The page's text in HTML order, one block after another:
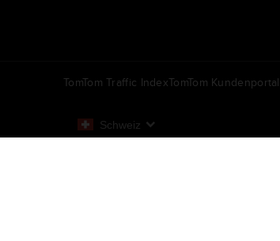
TomTom Traffic IndexTomTom Kundenportal
Schweiz